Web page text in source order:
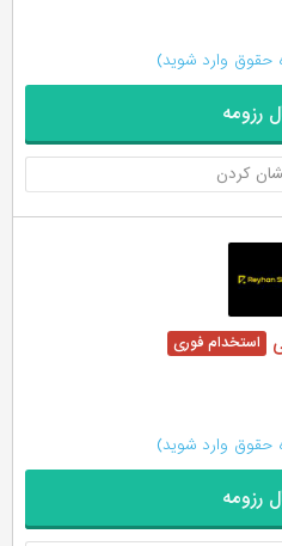
حقوق وارد شوید)
رزومه
کردن
حقوق وارد شوید)
رزومه